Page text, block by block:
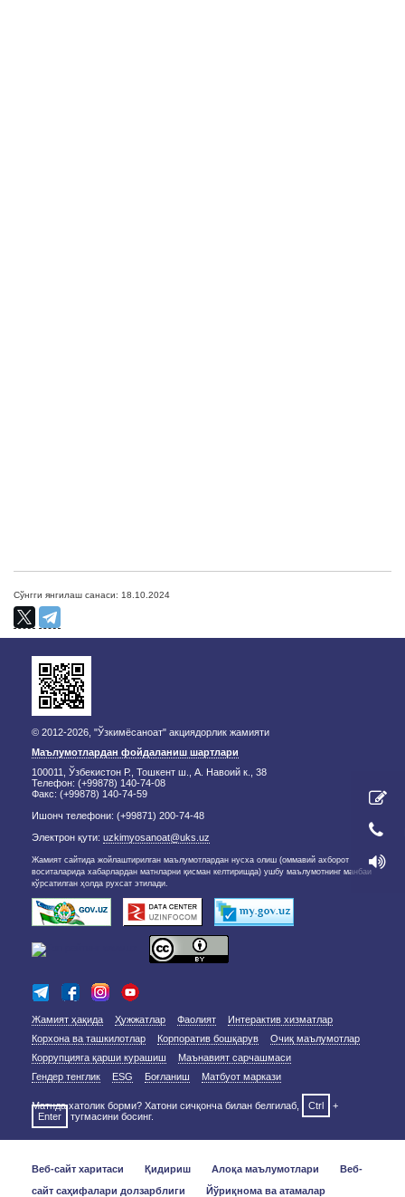
Сўнгги янгилаш санаси: 18.10.2024
© 2012-2026, "Ўзкимёсаноат" акциядорлик жамияти
Маълумотлардан фойдаланиш шартлари
100011, Ўзбекистон Р., Тошкент ш., А. Навоий к., 38
Телефон: (+99878) 140-74-08
Факс: (+99878) 140-74-59
Ишонч телефони: (+99871) 200-74-48
Электрон қути: uzkimyosanoat@uks.uz
Жамият сайтида жойлаштирилган маълумотлардан нусха олиш (оммавий ахборот
воситаларида хабарлардан матнларни қисман келтиришда) ушбу маълумотнинг манбаи
кўрсатилган ҳолда рухсат этилади.
Жамият ҳақида Ҳужжатлар Фаолият
Интерактив хизматлар
Корхона ва ташкилотлар
Корпоратив бошқарув
Очиқ маълумотлар
Коррупцияга қарши курашиш
Маънавият сарчашмаси
Гендер тенглик
ESG Боғланиш Матбуот маркази
Матнда хатолик борми? Хатони сичқонча билан белгилаб, Ctrl
+
Enter
тугмасини босинг.
Веб-сайт харитаси Қидириш Алоқа маълумотлари
Веб-
сайт саҳифалари долзарблиги
Йўриқнома ва атамалар